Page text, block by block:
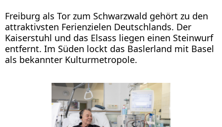
Spenden Link
Freiburg als Tor zum Schwarzwald gehört zu den
attraktivsten Ferienzielen Deutschlands. Der
Kaiserstuhl und das Elsass liegen einen Steinwurf
entfernt. Im Süden lockt das Baslerland mit Basel
als bekannter Kulturmetropole.